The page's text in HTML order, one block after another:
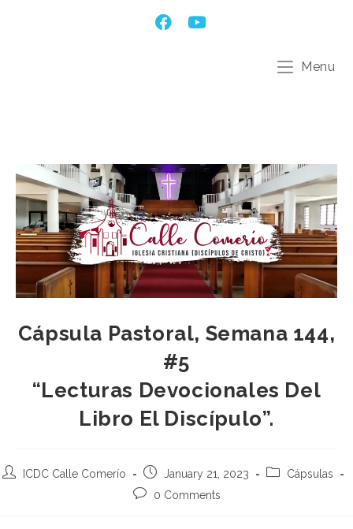
Menu
Cápsula Pastoral, Semana 144,
#5
“Lecturas Devocionales Del
Libro El Discípulo”.
ICDC Calle Comerío January 21, 2023
Cápsulas
0 Comments